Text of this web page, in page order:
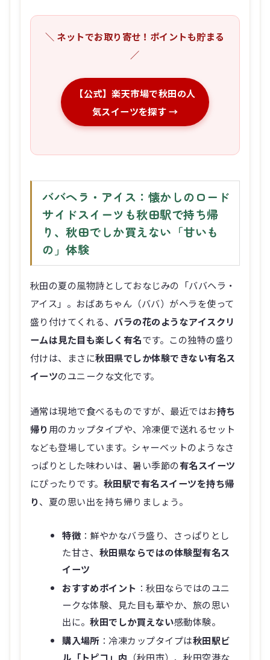
＼ ネットでお取り寄せ！ポイントも貯まる
／
【公式】楽天市場で秋田の人
気スイーツを探す →
ババヘラ・アイス：懐かしのロード
サイドスイーツも秋田駅で持ち帰
り、秋田でしか買えない「甘いも
の」体験
秋田の夏の風物詩としておなじみの「ババヘラ・
アイス」。おばあちゃん（ババ）がヘラを使って
盛り付けてくれる、バラの花のようなアイスクリ
ームは見た目も楽しく有名です。この独特の盛り
付けは、まさに秋田県でしか体験できない有名ス
イーツのユニークな文化です。
通常は現地で食べるものですが、最近ではお持ち
帰り 用のカップタイプや、冷凍便で送れるセット
なども登場しています。シャーベットのようなさ
っぱりとした味わいは、暑い季節の有名スイーツ
にぴったりです。 秋田駅で有名スイーツを持ち帰
り、夏の思い出を持ち帰りましょう。
特徴 ：鮮やかなバラ盛り、さっぱりとし
た甘さ、 秋田県ならではの体験型有名ス
イーツ
おすすめポイント ：秋田ならではのユニ
ークな体験、見た目も華やか、旅の思い
出に。秋田でしか買えない感動体験。
購入場所：冷凍カップタイプは秋田駅ビ
ル「トピコ」内 （秋田市）、秋田空港な